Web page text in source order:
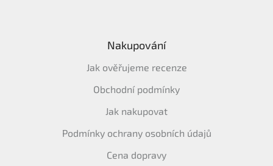
Nakupování
Jak ověřujeme recenze
Obchodní podmínky
Jak nakupovat
Podmínky ochrany osobních údajů
Cena dopravy